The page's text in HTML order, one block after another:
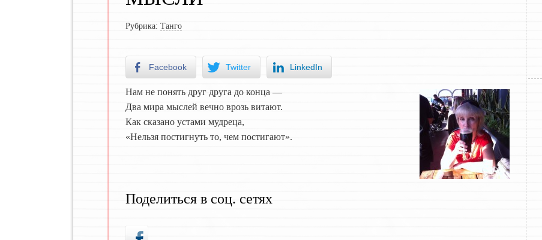
Рубрика: Танго
Facebook Twitter LinkedIn
Нам не понять друг друга до конца —
Два мира мыслей вечно врозь витают.
Как сказано устами мудреца,
«Нельзя постигнуть то, чем постигают».
Поделиться в соц. сетях